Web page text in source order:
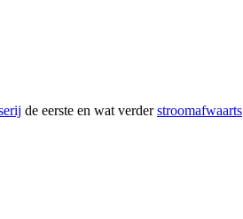
de eerste en wat verderstroomafwaarts